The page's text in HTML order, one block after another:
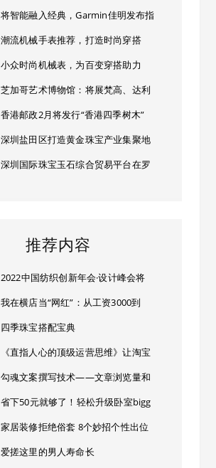
将智能融入经典，Garmin佳明发布指
潮流机械手表推荐，打造时尚穿搭
小众时尚机械表，为百变穿搭助力
芝加哥艺术博物馆：将展梵高、达利
香港邮政2月将发行“香港四季树木”
深圳盐田区打造黄金珠宝产业集聚地
深圳国际珠宝玉石综合贸易平台在罗
推荐内容
2022中国纺织创新年会·设计峰会将
我在横店当“网红”：从工资3000到
四季珠宝搭配宝典
《直指人心的顶级运营思维》让淘宝
勾魂文案撰写技术——文章浏览量和
省下50元就够了！轻松升级卧室bigg
家居装修拒绝俗套 8个妙招个性出位
爱搓这里的男人寿命长